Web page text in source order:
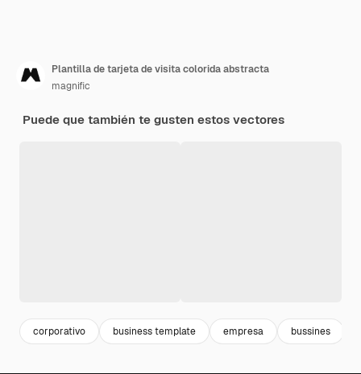
Plantilla de tarjeta de visita colorida abstracta
magnific
Puede que también te gusten estos vectores
corporativo business template empresa bussines